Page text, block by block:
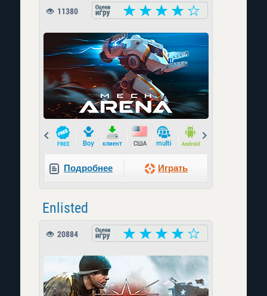
11380
Prev
Подробнее Играть
Enlisted
20884